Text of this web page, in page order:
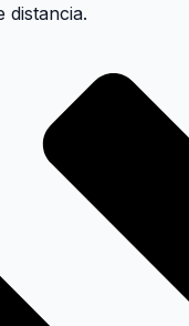
distancia.